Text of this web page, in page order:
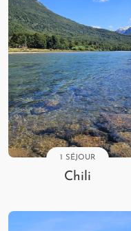
1 SÉJOUR
Chili